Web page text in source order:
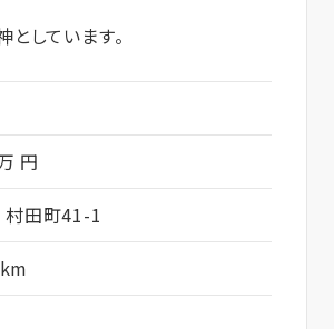
しています。
円
田町41-1